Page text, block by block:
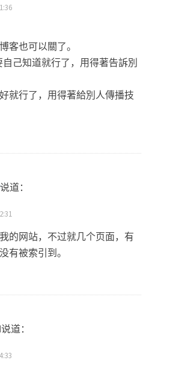
客也可以關了。
己知道就行了，用得著告訴別
就行了，用得著給別人傳播技
说道：
的网站，不过就几个页面，有
有被索引到。
说道：